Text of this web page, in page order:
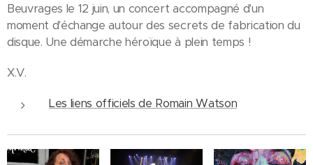
Beuvrages le 12 juin, un concert accompagné d'un
moment d'échange autour des secrets de fabrication du
disque. Une démarche héroïque à plein temps !
X.V.
Les liens officiels de Romain Watson